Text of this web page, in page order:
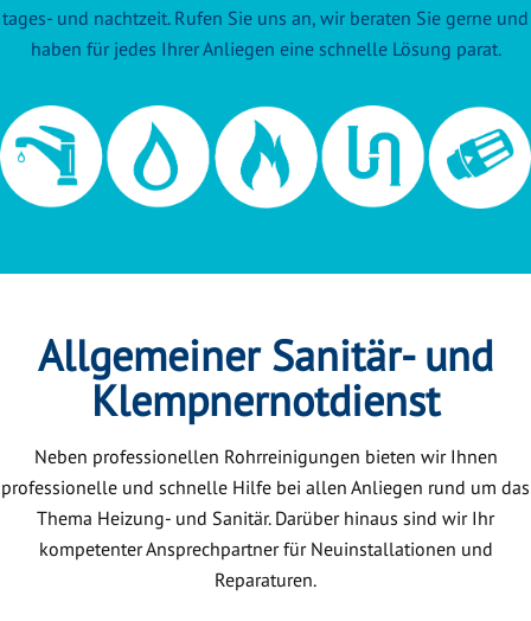
tages- und nachtzeit. Rufen Sie uns an, wir beraten Sie gerne und
haben für jedes Ihrer Anliegen eine schnelle Lösung parat.
Allgemeiner Sanitär- und
Klempnernotdienst
Neben professionellen Rohrreinigungen bieten wir Ihnen
professionelle und schnelle Hilfe bei allen Anliegen rund um das
Thema Heizung- und Sanitär. Darüber hinaus sind wir Ihr
kompetenter Ansprechpartner für Neuinstallationen und
Reparaturen.